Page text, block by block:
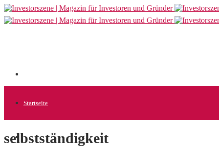
Startseite
Allgemein
selbstständigkeit